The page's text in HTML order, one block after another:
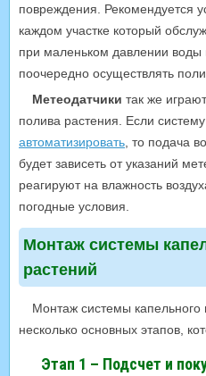
повреждения. Рекомендуется
каждом участке который
при маленьком давлении
поочередно осуществлять
Метеодатчики так же
полива растения. Если
автоматизировать , то подача
будет зависеть от указаний
реагируют на влажность
погодные условия.
Монтаж системы
растений
Монтаж системы капельного
несколько основных этапов,
Этап 1 – Подсчет и